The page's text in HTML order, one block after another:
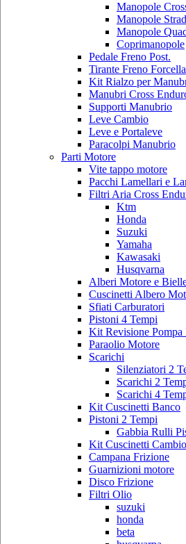
Manopole
Manopole
Manopole
Coprimanopole
Pedale Freno Post.
Tirante Freno Forcella
Kit Rialzo per
Manubri Cross
Supporti Manubrio
Leve Cambio
Leve e Portaleve
Paracolpi Manubrio
Parti Motore
Vite tappo motore
Pacchi Lamellari e
Filtri Aria Cross
Ktm
Honda
Suzuki
Yamaha
Kawasaki
Husqvarna
Alberi Motore e
Cuscinetti Albero
Sfiati Carburatori
Pistoni 4 Tempi
Kit Revisione Pompa
Paraolio Motore
Scarichi
Silenziatori 2
Scarichi 2
Scarichi 4
Kit Cuscinetti Banco
Pistoni 2 Tempi
Gabbia Rulli
Kit Cuscinetti Cambio
Campana Frizione
Guarnizioni motore
Disco Frizione
Filtri Olio
suzuki
honda
beta